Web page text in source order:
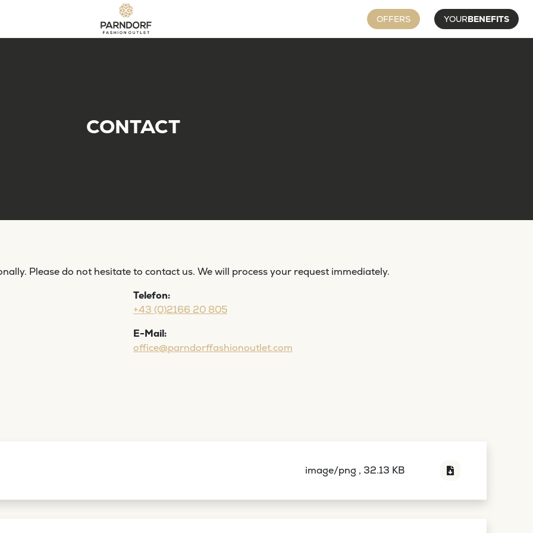
OFFERS YOURBENEFITS
CONTACT
Please do not hesitate to contact us. We will process your request immediately.
Telefon:
+43 (0)2166 20 805
E-Mail:
office@parndorffashionoutlet.com
image/png , 32.13 KB